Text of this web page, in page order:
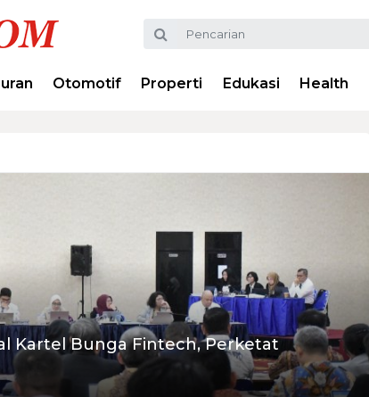
Otomotif Properti Edukasi Health
Kartel Bunga Fintech, Perketat